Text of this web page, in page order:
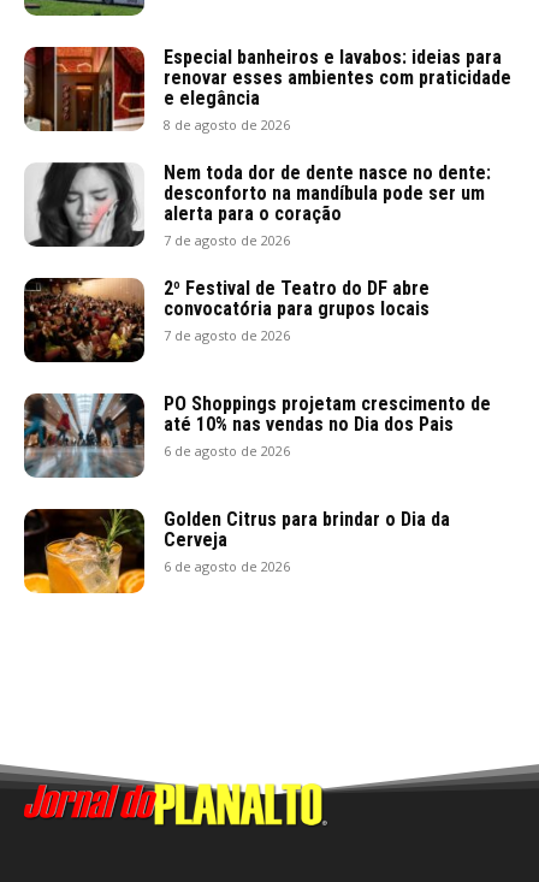
Especial banheiros e lavabos: ideias para
renovar esses ambientes com praticidade
e elegância
8 de agosto de 2026
Nem toda dor de dente nasce no dente:
desconforto na mandíbula pode ser um
alerta para o coração
7 de agosto de 2026
2º Festival de Teatro do DF abre
convocatória para grupos locais
7 de agosto de 2026
PO Shoppings projetam crescimento de
até 10% nas vendas no Dia dos Pais
6 de agosto de 2026
Golden Citrus para brindar o Dia da
Cerveja
6 de agosto de 2026